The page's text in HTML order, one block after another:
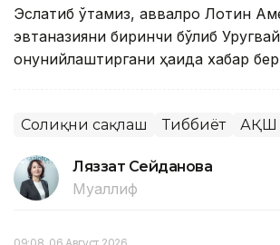
Эслатиб ўтамиз, аввалроқ Лотин
эвтаназияни биринчи бўлиб Уругвай
қонунийлаштиргани ҳақида хабар
Соғлиқни сақлаш Тиббиёт АҚШ
Ляззат Сейданова
Муаллиф